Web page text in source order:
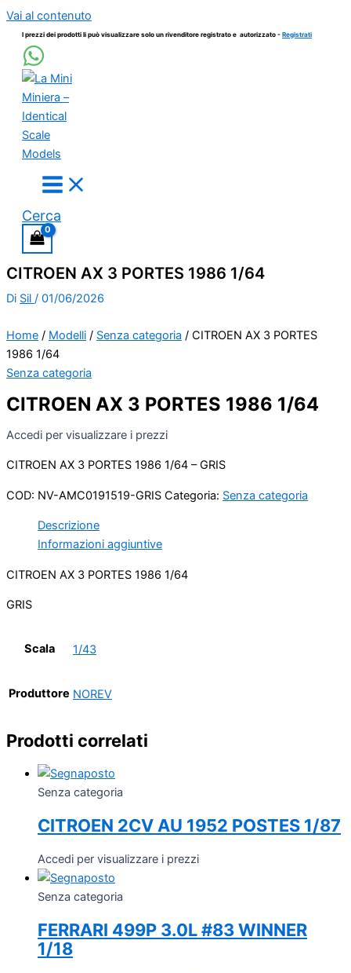
Vai al contenuto
I prezzi dei prodotti li può visualizzare solo un rivenditore registrato e autorizzato - Registrati
Cerca
CITROEN AX 3 PORTES 1986 1/64
Di Sil / 01/06/2026
Home / Modelli / Senza categoria / CITROEN AX 3 PORTES
1986 1/64
Senza categoria
CITROEN AX 3 PORTES 1986 1/64
Accedi per visualizzare i prezzi
CITROEN AX 3 PORTES 1986 1/64 – GRIS
COD: NV-AMC0191519-GRIS Categoria: Senza categoria
Descrizione
Informazioni aggiuntive
CITROEN AX 3 PORTES 1986 1/64
GRIS
Scala 1/43
Produttore NOREV
Prodotti correlati
Senza categoria
CITROEN 2CV AU 1952 POSTES 1/87
Accedi per visualizzare i prezzi
Senza categoria
FERRARI 499P 3.0L #83 WINNER
1/18